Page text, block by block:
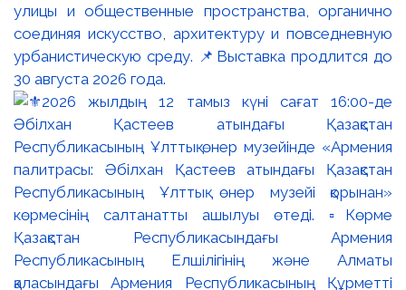
улицы и общественные пространства, органично
соединяя искусство, архитектуру и повседневную
урбанистическую среду. 📌Выставка продлится до
30 августа 2026 года.